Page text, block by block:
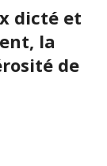
dicté et
la
de